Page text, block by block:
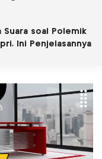
Suara soal Polemik
Ini Penjelasannya